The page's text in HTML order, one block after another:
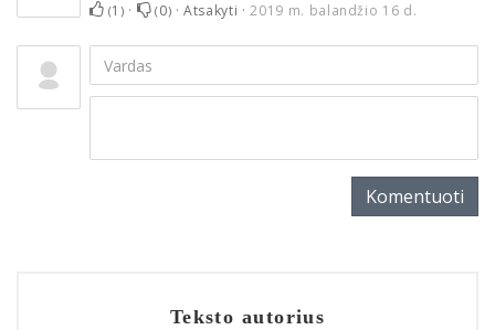
(1 ) · (0) ·Atsakyti ·2019 m. balandžio 16 d.
Komentuoti
Teksto autorius